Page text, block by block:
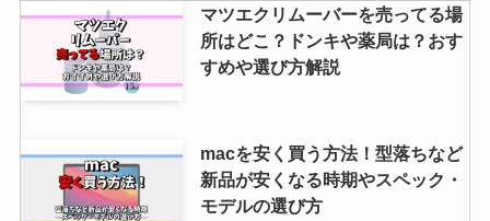
マツエクリムーバーを売ってる場
所はどこ？ドンキや薬局は？おす
すめや選び方解説
macを安く買う方法！型落ちなど
新品が安くなる時期やスペック・
モデルの選び方